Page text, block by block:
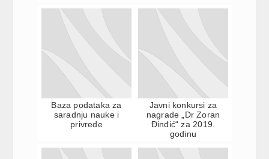
Baza podataka za
saradnju nauke i
privrede
Javni konkursi za
nagrade „Dr Zoran
Đinđić“ za 2019.
godinu